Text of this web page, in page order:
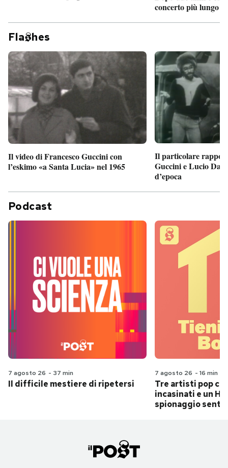
concerto più lungo
Fla hes
Il video di Francesco Guccini con
l’eskimo «a Santa Lucia» nel 1965
Il particolare
Guccini e Lucio
d’epoca
Podcast
7 agosto 26 - 37 min
Il difficile mestiere di ripetersi
7 agosto 26 - 16 min
Tre artisti pop
incasinati e un
spionaggio